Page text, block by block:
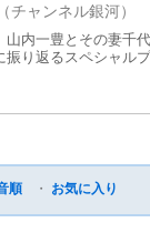
チャンネル銀河）
内一豊とその妻千
振り返るスペシャル
順 ・ お気に入り